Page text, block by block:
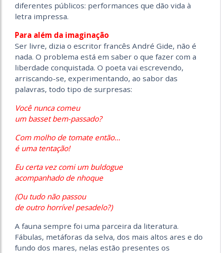
diferentes públicos: performances que dão vida à
letra impressa.
Para além da imaginação
Ser livre, dizia o escritor francês André Gide, não é
nada. O problema está em saber o que fazer com a
liberdade conquistada. O poeta vai escrevendo,
arriscando-se, experimentando, ao sabor das
palavras, todo tipo de surpresas:
Você nunca comeu
um basset bem-passado?
Com molho de tomate então…
é uma tentação!
Eu certa vez comi um buldogue
acompanhado de nhoque
(Ou tudo não passou
de outro horrível pesadelo?)
A fauna sempre foi uma parceira da literatura.
Fábulas, metáforas da selva, dos mais altos ares e do
fundo dos mares, nelas estão presentes os